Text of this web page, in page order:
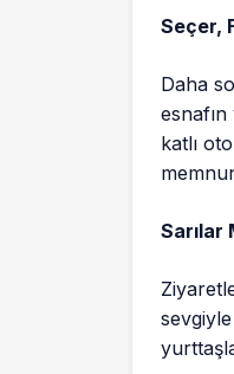
Seçer,
Daha
esnafın
katlı
Sarılar